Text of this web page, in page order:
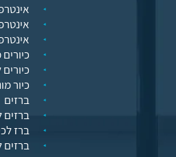
אינטרפוץ
אינטרפוץ
אינטרפוץ
כיור
ברזים
ברז